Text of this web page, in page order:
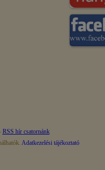
RSS hír csatornánk
Adatkezelési tájékoztató